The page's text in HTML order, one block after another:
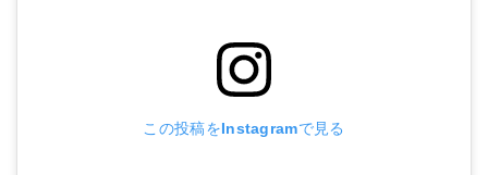
この投稿をInstagramで見る